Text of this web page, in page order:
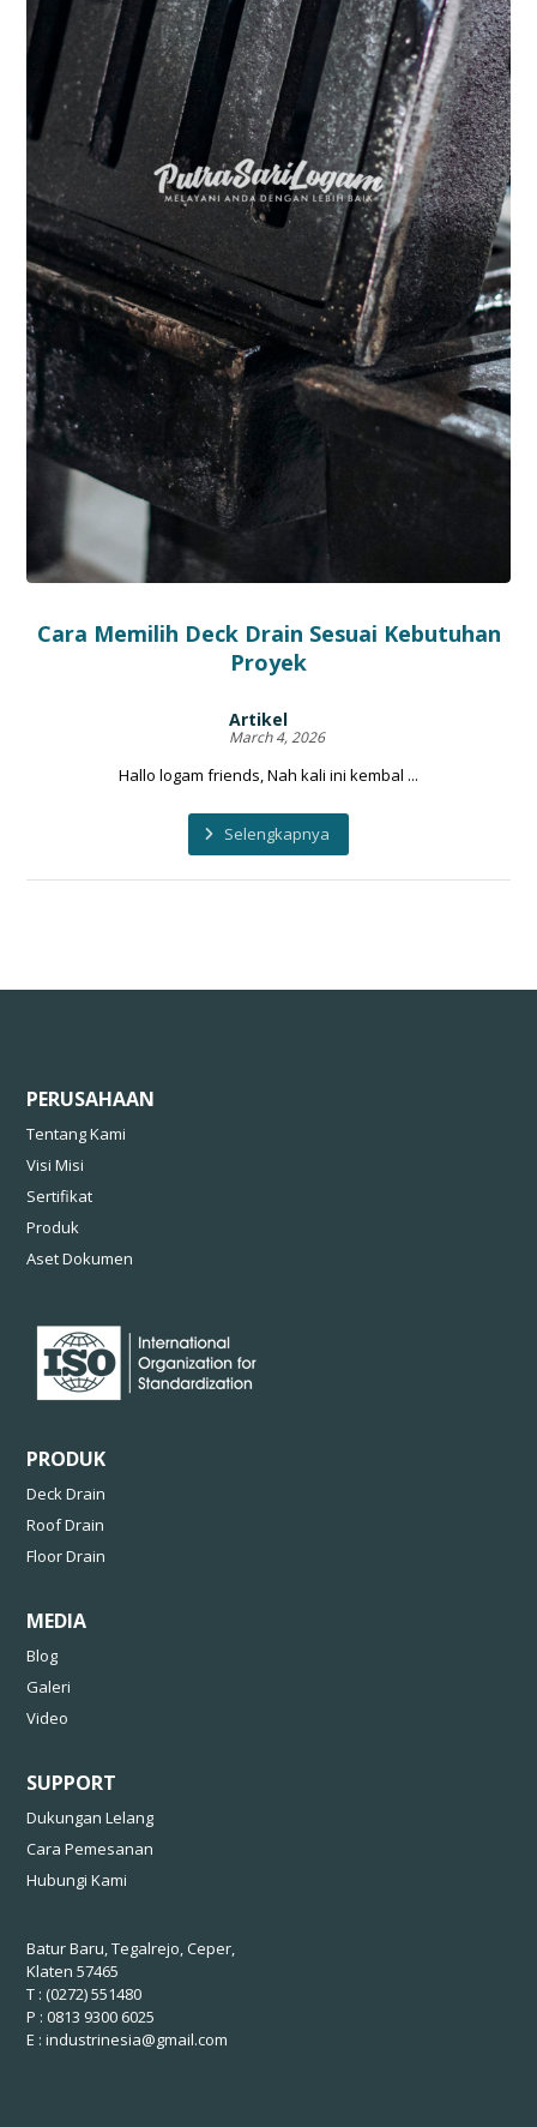
Cara Memilih Deck Drain Sesuai Kebutuhan
Proyek
Artikel
March 4, 2026
Hallo logam friends, Nah kali ini kembal ...
Selengkapnya
PERUSAHAAN
Tentang Kami
Visi Misi
Sertifikat
Produk
Aset Dokumen
PRODUK
Deck Drain
Roof Drain
Floor Drain
MEDIA
Blog
Galeri
Video
SUPPORT
Dukungan Lelang
Cara Pemesanan
Hubungi Kami
Batur Baru, Tegalrejo, Ceper,
Klaten 57465
T : (0272) 551480
P : 0813 9300 6025
E :industrinesia@gmail.com